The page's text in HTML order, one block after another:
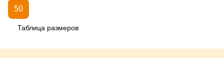
50
Таблица размеров